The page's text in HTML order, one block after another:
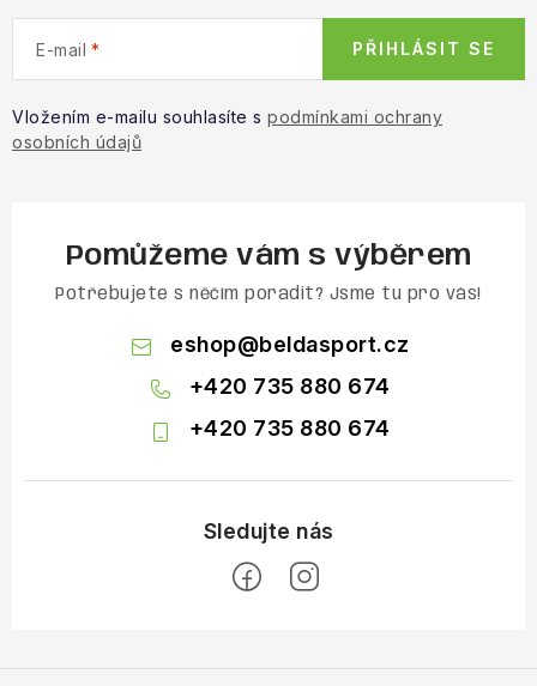
E-mail
Vložením e-mailu souhlasíte s podmínkami ochrany
osobních údajů
PŘIHLÁSIT SE
Pomůžeme vám s výběrem
Potřebujete s něčím poradit? Jsme tu pro vás!
eshop@beldasport.cz
+420 735 880 674
+420 735 880 674